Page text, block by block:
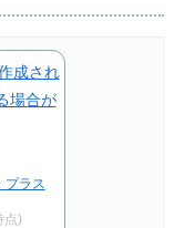
プラス
点)